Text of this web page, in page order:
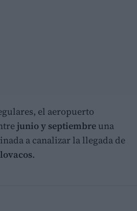
el aeropuerto
junio y septiembre una
a canalizar la llegada de
.